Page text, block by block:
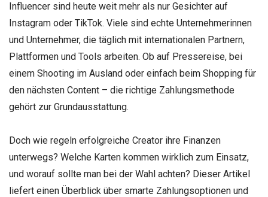
Influencer sind heute weit mehr als nur Gesichter auf
Instagram oder TikTok. Viele sind echte Unternehmerinnen
und Unternehmer, die täglich mit internationalen Partnern,
Plattformen und Tools arbeiten. Ob auf Pressereise, bei
einem Shooting im Ausland oder einfach beim Shopping für
den nächsten Content – die richtige Zahlungsmethode
gehört zur Grundausstattung.
Doch wie regeln erfolgreiche Creator ihre Finanzen
unterwegs? Welche Karten kommen wirklich zum Einsatz,
und worauf sollte man bei der Wahl achten? Dieser Artikel
liefert einen Überblick über smarte Zahlungsoptionen und